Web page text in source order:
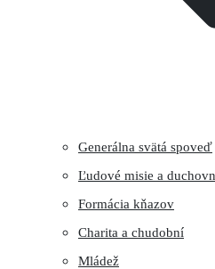
Generálna svätá spoveď
Ľudové misie a
Formácia kňazov
Charita a chudobní
Mládež